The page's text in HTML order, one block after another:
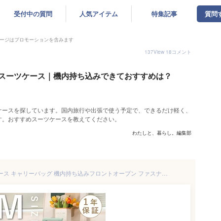
受付中の質問 人気アイテム 特集記事 質問
ジはプロモーションを含みます
137View 18コメント
ーツケース｜機内持ち込みできておすすめは？
スを探しています。国内旅行や出張で使う予定で、できるだけ軽く、
おすすめスーツケースを教えてください。
わたしと、暮らし。編集部